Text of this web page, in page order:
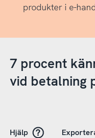
produkter i e-
7 procent
vid betalning
Hjälp